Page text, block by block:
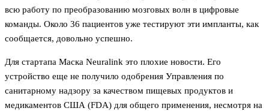
всю работу по преобразованию мозговых волн в цифровые
команды. Около 36 пациентов уже тестируют эти импланты, как
сообщается, довольно успешно.
Для стартапа Маска Neuralink это плохие новости. Его
устройство еще не получило одобрения Управления по
санитарному надзору за качеством пищевых продуктов и
медикаментов США (FDA) для общего применения, несмотря на